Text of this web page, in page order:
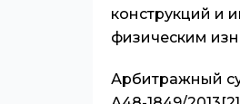
конструкций и
физическим
Арбитражный